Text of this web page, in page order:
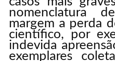
nomenclatura
margem a perda
científico, por
indevida
exemplares